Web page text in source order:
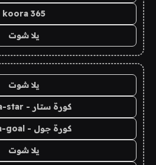
koora 365
يلا شوت
يلا شوت
كورة ستار - koora-star
كورة جول - koora-goal
يلا شوت